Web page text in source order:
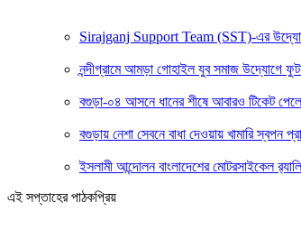
Sirajganj Support Team (SST)-এর উদ্যোগে
নন্দীগ্রামে আমড়া গোহাইল যুব সমাজ উদ্যোগে
বগুড়া-০৪ আসনে ধানের শীষে আবারও টিকেট
বগুড়ায় নেশা সেবনে বাধা দেওয়ায় খামারি স্বপন
ইসলামী আন্দোলন বাংলাদেশের মোটরসাইকেল
এই সপ্তাহের পাঠকপ্রিয়